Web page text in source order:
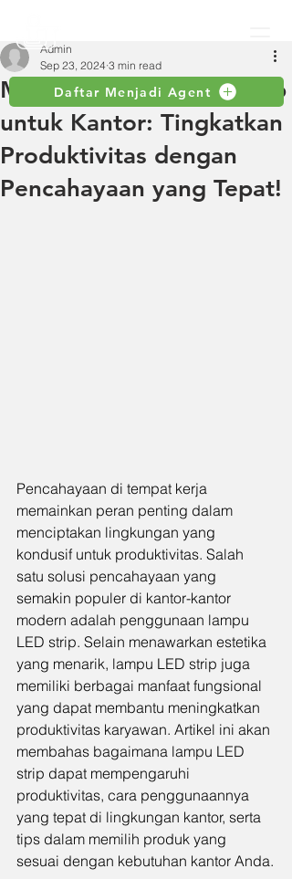
Daftar Menjadi Agent
Manfaat Lampu LED Strip
untuk Kantor: Tingkatkan
Produktivitas dengan
Pencahayaan yang Tepat!
Admin
Sep 23, 2024 3 min read
Pencahayaan di tempat kerja
memainkan peran penting dalam
menciptakan lingkungan yang
kondusif untuk produktivitas. Salah
satu solusi pencahayaan yang
semakin populer di kantor-kantor
modern adalah penggunaan lampu
LED strip. Selain menawarkan estetika
yang menarik, lampu LED strip juga
memiliki berbagai manfaat fungsional
yang dapat membantu meningkatkan
produktivitas karyawan. Artikel ini akan
membahas bagaimana lampu LED
strip dapat mempengaruhi
produktivitas, cara penggunaannya
yang tepat di lingkungan kantor, serta
tips dalam memilih produk yang
sesuai dengan kebutuhan kantor Anda.